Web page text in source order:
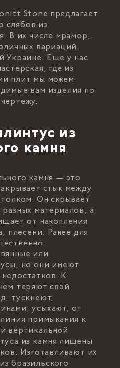
Stone предлагает
слябов из
В их числе мрамор,
вариаций.
Украине. Еще у нас
где из
плит мы можем
вам изделия по
из
камня
камня — это
стык между
Он скрывает
материалов, а
от накопления
плесени. Ранее для
или
но они имеют
К
теряют свой
тускнеют,
усыхают, от
примыкания к
вертикальной
из камня лишены
Изготавливают их
бразильского